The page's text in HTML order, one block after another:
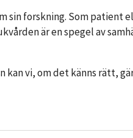
forskning. Som patient
är en spegel av
vi, om det känns rätt,